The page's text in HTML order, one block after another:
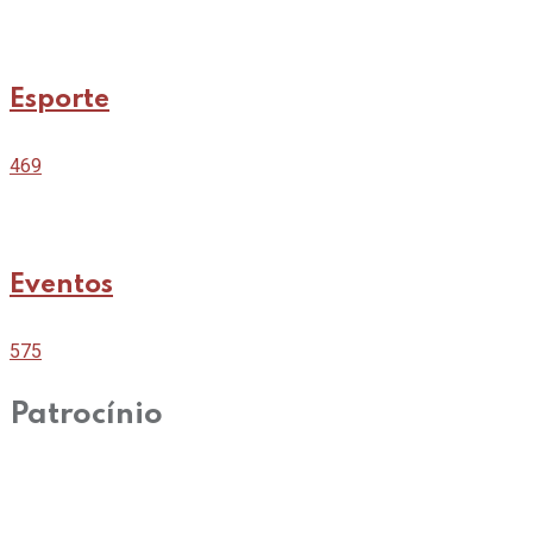
Esporte
469
Eventos
575
Patrocínio